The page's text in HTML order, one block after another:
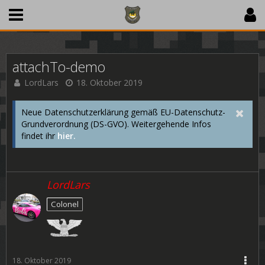
attachTo-demo
LordLars 18. Oktober 2019
Neue Datenschutzerklärung gemäß EU-Datenschutz-
Grundverordnung (DS-GVO). Weitergehende Infos
findet ihr hier.
LordLars
Colonel
18. Oktober 2019